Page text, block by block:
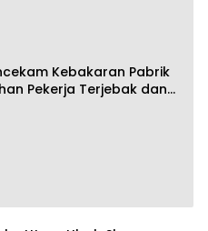
Kebakaran Pabrik
Pekerja Terjebak dan